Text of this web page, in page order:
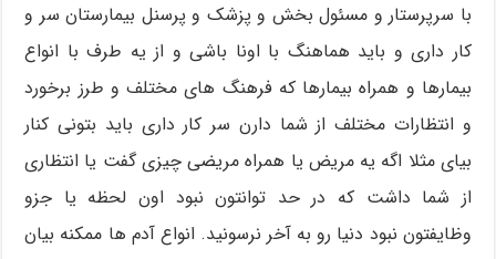
با سرپرستار و مسئول بخش و پزشک و پرسنل بیمارستان سر و
کار داری و باید هماهنگ با اونا باشی و از یه طرف با انواع
بیمارها و همراه بیمارها که فرهنگ های مختلف و طرز برخورد
و انتظارات مختلف از شما دارن سر کار داری باید بتونی کنار
بیای مثلا اگه یه مریض یا همراه مریضی چیزی گفت یا انتظاری
از شما داشت که در حد توانتون نبود اون لحظه یا جزو
وظایفتون نبود دنیا رو به آخر نرسونید. انواع آدم ها ممکنه بیان